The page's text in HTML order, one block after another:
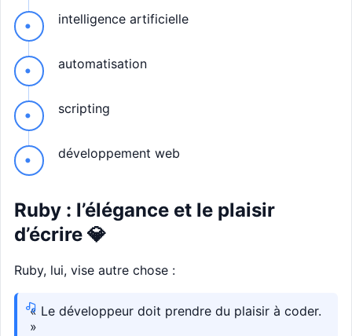
intelligence artificielle
automatisation
scripting
développement web
Ruby : l’élégance et le plaisir
d’écrire 💎
Ruby, lui, vise autre chose :
« Le développeur doit prendre du plaisir à coder.
»